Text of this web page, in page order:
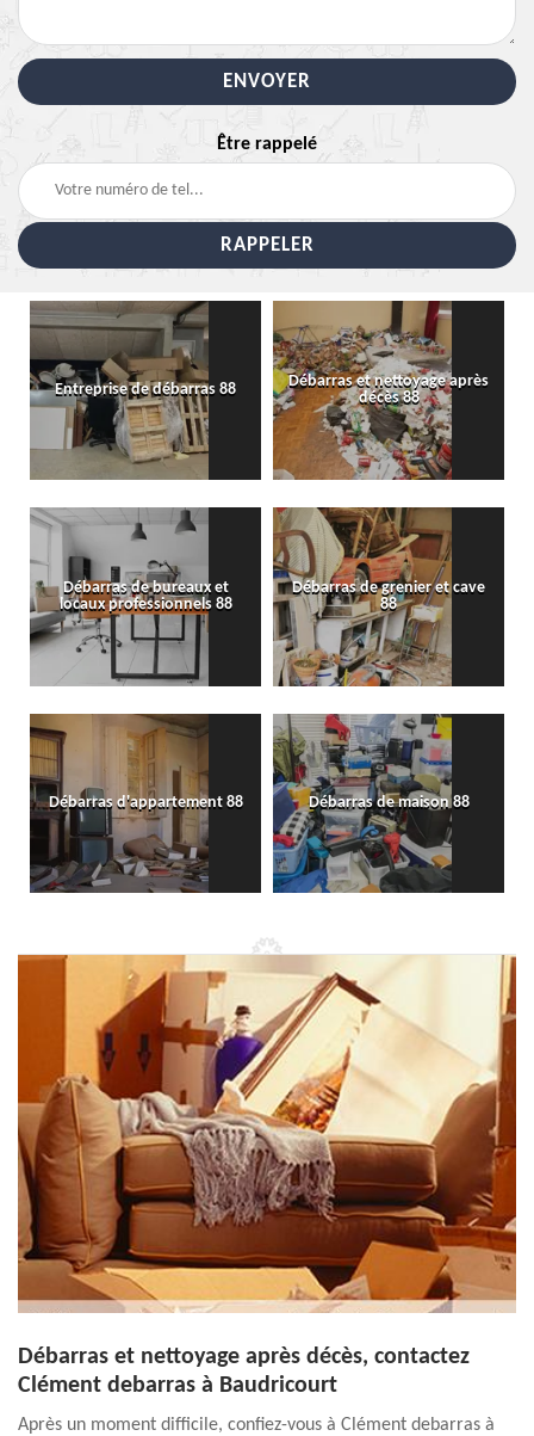
Être rappelé
Entreprise de débarras 88
Débarras et nettoyage après
décès 88
Débarras de bureaux et
locaux professionnels 88
Débarras de grenier et cave
88
Débarras d'appartement 88 Débarras de maison 88
Débarras et nettoyage après décès, contactez
Clément debarras à Baudricourt
Après un moment difficile, confiez-vous à Clément debarras à